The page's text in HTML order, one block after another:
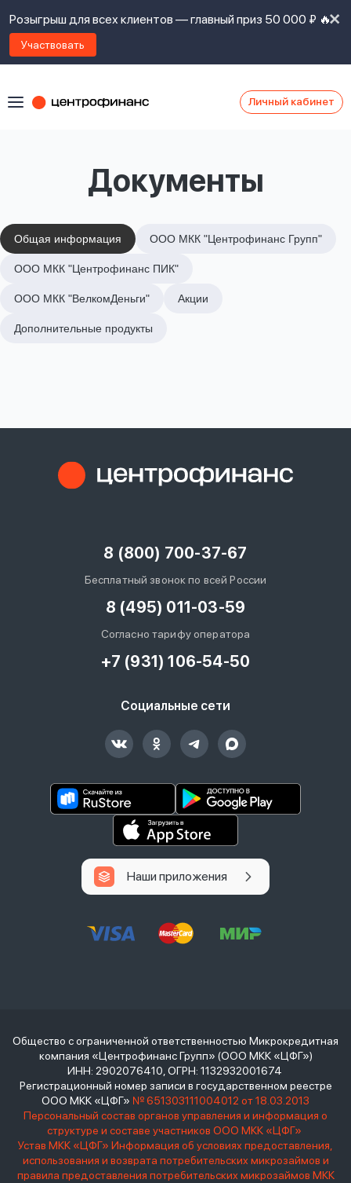
Розыгрыш для всех клиентов — главный приз 50 000 ₽ 🔥
Участвовать
Личный кабинет
Документы
Общая информация ООО МКК "Центрофинанс Групп"
ООО МКК "Центрофинанс ПИК"
ООО МКК "ВелкомДеньги" Акции
Дополнительные продукты
8 (800) 700-37-67
Бесплатный звонок по всей России
8 (495) 011-03-59
Согласно тарифу оператора
+7 (931) 106-54-50
Социальные сети
Наши приложения
Общество с ограниченной ответственностью Микрокредитная
компания «Центрофинанс Групп» (ООО МКК «ЦФГ»)
ИНН: 2902076410, ОГРН: 1132932001674
Регистрационный номер записи в государственном реестре
ООО МКК «ЦФГ» № 651303111004012 от 18.03.2013
Персональный состав органов управления и информация о
структуре и составе участников ООО МКК «ЦФГ»
Устав МКК «ЦФГ» Информация об условиях предоставления,
использования и возврата потребительских микрозаймов и
правила предоставления потребительских микрозаймов МКК
Войти под другим номером
ознакомлен
предоставления
займов,
политикой
сайта,
согласие
обработку